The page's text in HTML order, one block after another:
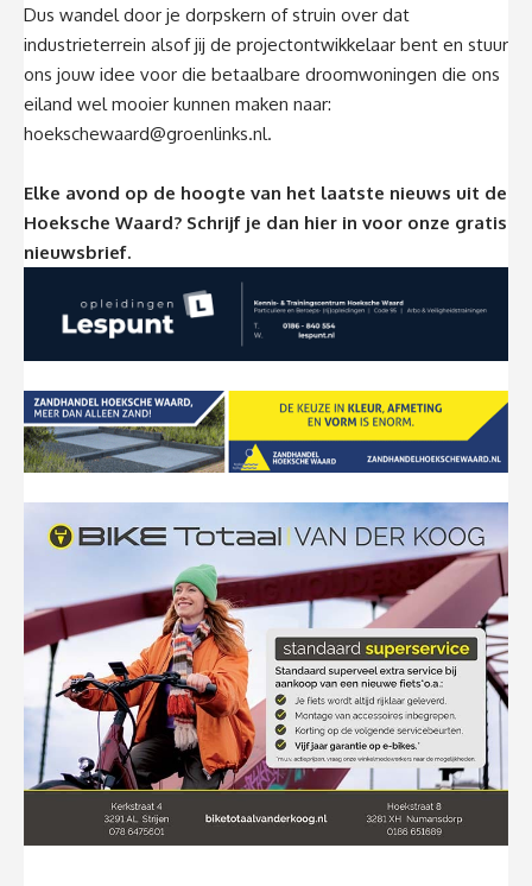
Dus wandel door je dorpskern of struin over dat
industrieterrein alsof jij de projectontwikkelaar bent en stuur
ons jouw idee voor die betaalbare droomwoningen die ons
eiland wel mooier kunnen maken naar:
hoekschewaard@groenlinks.nl.
Elke avond op de hoogte van het laatste nieuws uit de
Hoeksche Waard? Schrijf je dan hier in voor onze gratis
nieuwsbrief.